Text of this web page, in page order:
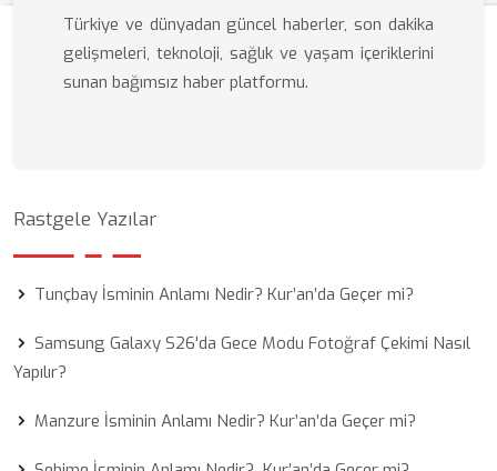
Türkiye ve dünyadan güncel haberler, son dakika
gelişmeleri, teknoloji, sağlık ve yaşam içeriklerini
sunan bağımsız haber platformu.
Rastgele Yazılar
Tunçbay İsminin Anlamı Nedir? Kur’an’da Geçer mi?
Samsung Galaxy S26'da Gece Modu Fotoğraf Çekimi Nasıl
Yapılır?
Manzure İsminin Anlamı Nedir? Kur’an’da Geçer mi?